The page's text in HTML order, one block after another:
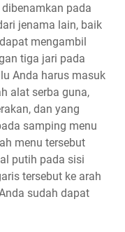
pada
jenama lain, baik
mengambil
tiga jari pada
Anda harus masuk
alat serba guna,
dan yang
samping menu
menu tersebut
putih pada sisi
tersebut ke arah
sudah dapat